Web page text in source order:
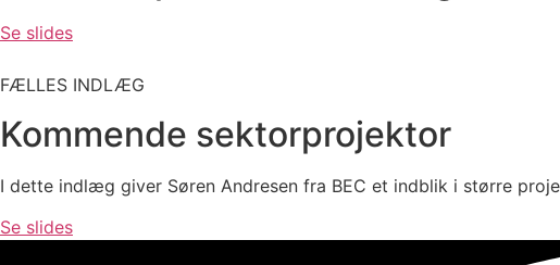
Se slides
FÆLLES INDLÆG
Kommende sektorprojektor
I dette indlæg giver Søren Andresen fra BEC et indblik i større
Se slides